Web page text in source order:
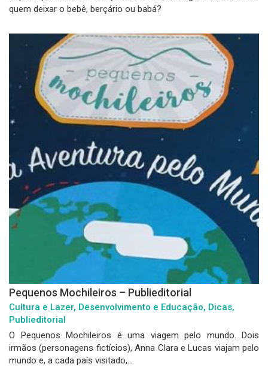
quem deixar o bebê, berçário ou babá?
Pequenos Mochileiros – Publieditorial
Cultura e Lazer, Desenvolvimento e Educação, Dicas,
Publieditorial
O Pequenos Mochileiros é uma viagem pelo mundo. Dois
irmãos (personagens fictícios), Anna Clara e Lucas viajam pelo
mundo e, a cada país visitado,...